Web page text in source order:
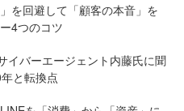
を回避して「顧客の本音」を
4つのコツ
イバーエージェント内藤氏に聞
と転換点